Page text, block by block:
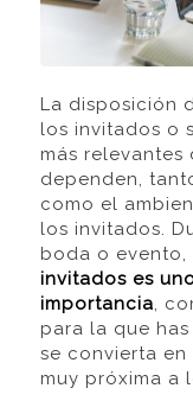
La disposición
los invitados o
más relevantes
dependen,
como el
los invitados.
boda o evento,
invitados es
importancia,
para la que
se convierta
muy próxima a